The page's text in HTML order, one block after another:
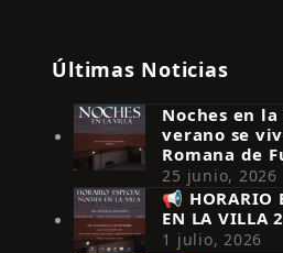
Síguenos en
Últimas Noticias
Noches en
verano se
Romana de
25 junio, 2026
📢 HORARIO
EN LA VILLA
1 julio, 2026